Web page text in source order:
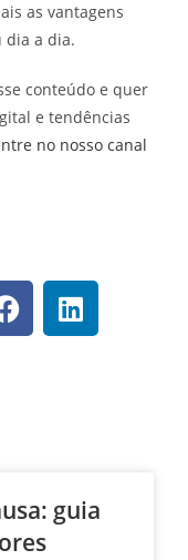
as vantagens
dia a dia.
conteúdo e quer
e tendências
no nosso canal
guia